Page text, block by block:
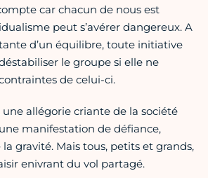
car chacun de nous est
peut s’avérer dangereux. A
d’un équilibre, toute initiative
le groupe si elle ne
de celui-ci.
allégorie criante de la société
manifestation de défiance,
gravité. Mais tous, petits et grands,
enivrant du vol partagé.